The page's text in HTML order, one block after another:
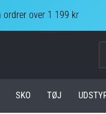
ordrer over 1 199 kr
SKO TØJ